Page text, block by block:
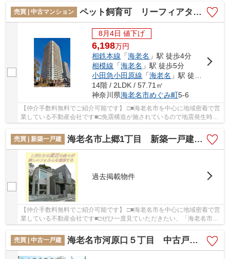
売買 | 中古マンション
ペット飼育可 リーフィアタワー海老名ブリスコート 14階2LDKリフォーム済み【仲介手数料無料】
8月4日 値下げ
6,198万円
相鉄本線 「海老名 」駅 徒歩4分
相模線 「海老名 」駅 徒歩5分
小田急小田原線 「海老名 」駅 徒歩4分
14階 / 2LDK / 57.71㎡
神奈川県海老名市めぐみ町5-6
【仲介手数料無料でご紹介可能です】 □■海老名市を中心に地域密着で営
業している不動産会社です■□免震構造が施されているので地震発生時も
ダメージが少ないです。中古でありながら、綺...
売買 | 新築一戸建
海老名市上郷1丁目 新築一戸建て 全1棟 【仲介手数料無料】
過去掲載物件
【仲介手数料無料でご紹介可能です】 □■海老名市を中心に地域密着で営
業している不動産会社です■□ぜひ一度見ていただきたい、「海老名市上
郷1丁目 新築一戸建て 全1棟 【仲介手数料...
売買 | 中古一戸建
海老名市河原口５丁目 中古戸建て 【仲介手数料無料】